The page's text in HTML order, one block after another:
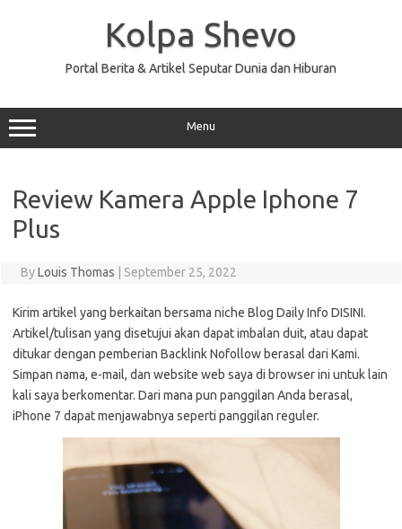
Kolpa Shevo
Portal Berita & Artikel Seputar Dunia dan Hiburan
Menu
Review Kamera Apple Iphone 7
Plus
ByLouis Thomas September 25, 2022
Kirim artikel yang berkaitan bersama niche Blog Daily Info DISINI.
Artikel/tulisan yang disetujui akan dapat imbalan duit, atau dapat
ditukar dengan pemberian Backlink Nofollow berasal dari Kami.
Simpan nama, e-mail, dan website web saya di browser ini untuk lain
kali saya berkomentar. Dari mana pun panggilan Anda berasal,
iPhone 7 dapat menjawabnya seperti panggilan reguler.